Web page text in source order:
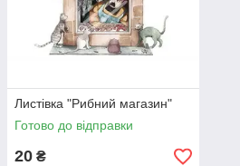
Листівка "Рибний магазин"
Готово до відправки
20 ₴